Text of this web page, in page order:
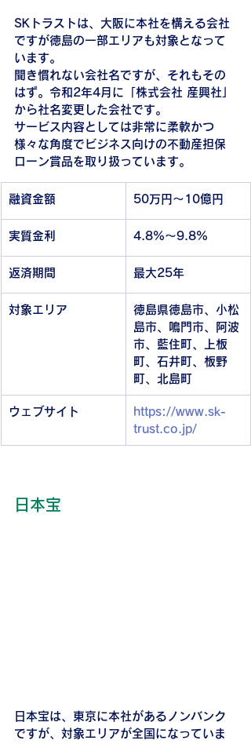
SKトラストは、大阪に本社を構える会社
ですが徳島の一部エリアも対象となって
います。
聞き慣れない会社名ですが、それもその
はず。令和2年4月に「株式会社 産興社」
から社名変更した会社です。
サービス内容としては非常に柔軟かつ
様々な角度でビジネス向けの不動産担保
ローン賞品を取り扱っています。
融資金額 50万円～10億円
実質金利 4.8%～9.8%
返済期間 最大25年
対象エリア
徳島県徳島市、小松
島市、鳴門市、阿波
市、藍住町、上板
町、石井町、板野
町、北島町
ウェブサイト
https://www.sk-
trust.co.jp/
日本宝
日本宝は、東京に本社があるノンバンク
ですが、対象エリアが全国になっていま